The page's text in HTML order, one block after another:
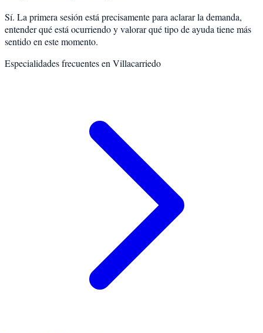
Sí. La primera sesión está precisamente para aclarar la demanda,
entender qué está ocurriendo y valorar qué tipo de ayuda tiene más
sentido en este momento.
Especialidades frecuentes en Villacarriedo